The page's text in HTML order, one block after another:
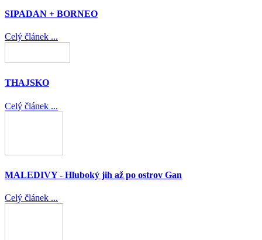
SIPADAN + BORNEO
Celý článek ...
THAJSKO
Celý článek ...
MALEDIVY - Hluboký jih až po ostrov Gan
Celý článek ...